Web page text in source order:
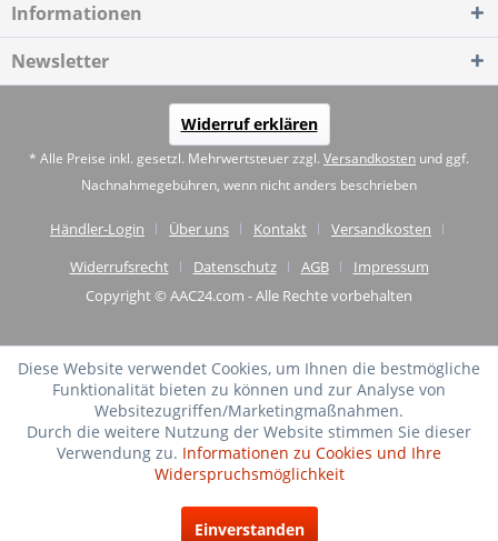
Informationen
Newsletter
Widerruf erklären
* Alle Preise inkl. gesetzl. Mehrwertsteuer zzgl. Versandkosten und ggf.
Nachnahmegebühren, wenn nicht anders beschrieben
Händler-Login Über uns Kontakt
Versandkosten
Widerrufsrecht
Datenschutz AGB
Impressum
Copyright © AAC24.com - Alle Rechte vorbehalten
Diese Website verwendet Cookies, um Ihnen die bestmögliche
Funktionalität bieten zu können und zur Analyse von
Websitezugriffen/Marketingmaßnahmen.
Durch die weitere Nutzung der Website stimmen Sie dieser
Verwendung zu. Informationen zu Cookies und Ihre
Widerspruchsmöglichkeit
Einverstanden
(4.75 / 5)
Bewertungen bei: shopvote.de ⓘ